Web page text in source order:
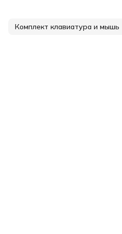
Комплект клавиатура и мышь